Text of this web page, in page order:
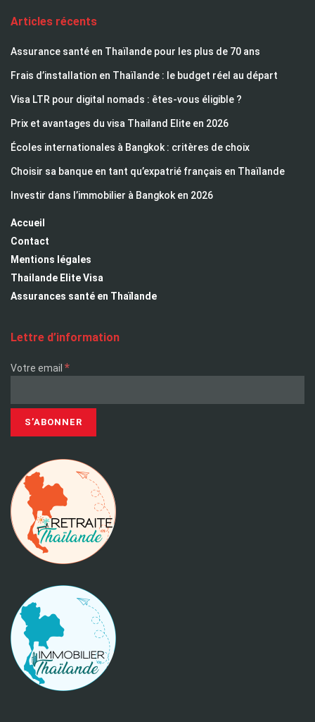
Articles récents
Assurance santé en Thaïlande pour les plus de 70 ans
Frais d’installation en Thaïlande : le budget réel au départ
Visa LTR pour digital nomads : êtes-vous éligible ?
Prix et avantages du visa Thailand Elite en 2026
Écoles internationales à Bangkok : critères de choix
Choisir sa banque en tant qu’expatrié français en Thaïlande
Investir dans l’immobilier à Bangkok en 2026
Accueil
Contact
Mentions légales
Thailande Elite Visa
Assurances santé en Thaïlande
Lettre d’information
Votre email *